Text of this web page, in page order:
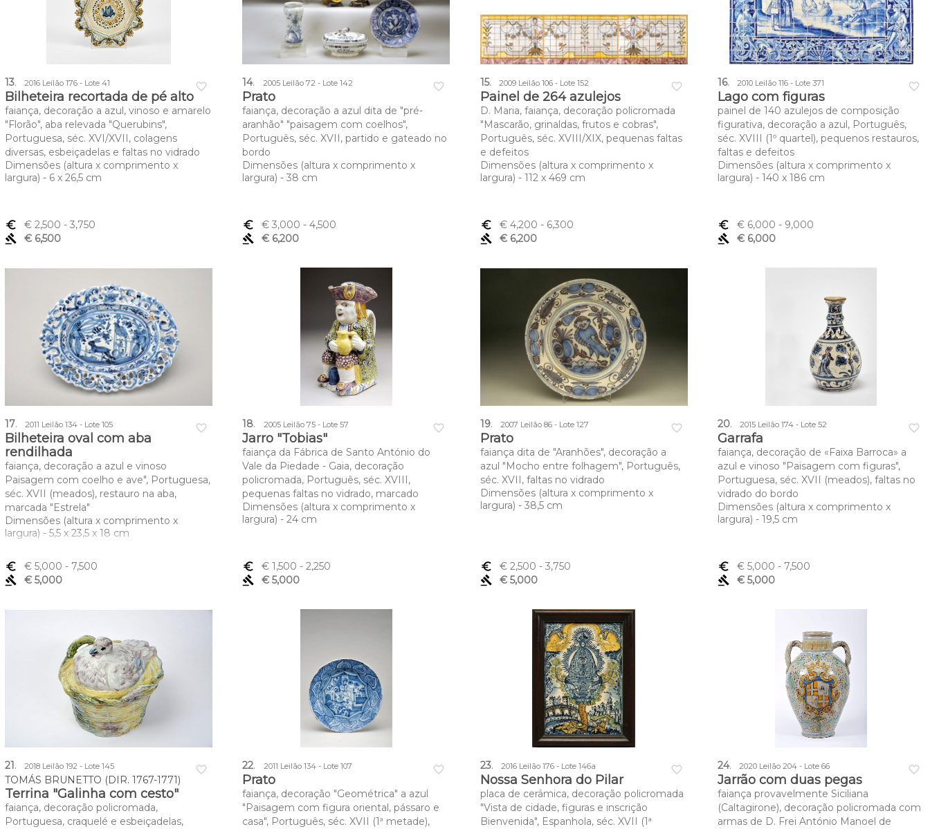
favorite_border
13. 2016 Leilão 176 - Lote 41
Bilheteira recortada de pé alto
faiança, decoração a azul, vinoso e amarelo
"Florão", aba relevada "Querubins",
Portuguesa, séc. XVI/XVII, colagens
diversas, esbeiçadelas e faltas no vidrado
Dimensões (altura x comprimento x
largura) - 6 x 26,5 cm
euro_symbol € 2,500 - 3,750
gavel
€ 6,500
favorite_border
14. 2005 Leilão 72 - Lote 142
Prato
faiança, decoração a azul dita de "pré-
aranhão" "paisagem com coelhos",
Português, séc. XVII, partido e gateado no
bordo
Dimensões (altura x comprimento x
largura) - 38 cm
euro_symbol € 3,000 - 4,500
gavel
€ 6,200
favorite_border
15. 2009 Leilão 106 - Lote 152
Painel de 264 azulejos
D. Maria, faiança, decoração policromada
"Mascarão, grinaldas, frutos e cobras",
Português, séc. XVIII/XIX, pequenas faltas
e defeitos
Dimensões (altura x comprimento x
largura) - 112 x 469 cm
euro_symbol € 4,200 - 6,300
gavel
€ 6,200
favorite_border
16. 2010 Leilão 116 - Lote 371
Lago com figuras
painel de 140 azulejos de composição
figurativa, decoração a azul, Português,
séc. XVIII (1º quartel), pequenos restauros,
faltas e defeitos
Dimensões (altura x comprimento x
largura) - 140 x 186 cm
euro_symbol € 6,000 - 9,000
gavel
€ 6,000
favorite_border
17. 2011 Leilão 134 - Lote 105
Bilheteira oval com aba
rendilhada
faiança, decoração a azul e vinoso
Paisagem com coelho e ave", Portuguesa,
séc. XVII (meados), restauro na aba,
marcada "Estrela"
Dimensões (altura x comprimento x
largura) - 5,5 x 23,5 x 18 cm
euro_symbol € 5,000 - 7,500
gavel
€ 5,000
favorite_border
18. 2005 Leilão 75 - Lote 57
Jarro "Tobias"
faiança da Fábrica de Santo António do
Vale da Piedade - Gaia, decoração
policromada, Português, séc. XVIII,
pequenas faltas no vidrado, marcado
Dimensões (altura x comprimento x
largura) - 24 cm
euro_symbol € 1,500 - 2,250
gavel
€ 5,000
favorite_border
19. 2007 Leilão 86 - Lote 127
Prato
faiança dita de "Aranhões", decoração a
azul "Mocho entre folhagem", Português,
séc. XVII, faltas no vidrado
Dimensões (altura x comprimento x
largura) - 38,5 cm
euro_symbol € 2,500 - 3,750
gavel
€ 5,000
favorite_border
20. 2015 Leilão 174 - Lote 52
Garrafa
faiança, decoração de «Faixa Barroca» a
azul e vinoso "Paisagem com figuras",
Portuguesa, séc. XVII (meados), faltas no
vidrado do bordo
Dimensões (altura x comprimento x
largura) - 19,5 cm
euro_symbol € 5,000 - 7,500
gavel
€ 5,000
favorite_border
21. 2018 Leilão 192 - Lote 145
TOMÁS BRUNETTO (DIR. 1767-1771)
Terrina "Galinha com cesto"
faiança, decoração policromada,
Portuguesa, craquelé e esbeiçadelas,
favorite_border
22. 2011 Leilão 134 - Lote 107
Prato
faiança, decoração "Geométrica" a azul
"Paisagem com figura oriental, pássaro e
casa", Português, séc. XVII (1ª metade),
favorite_border
23. 2016 Leilão 176 - Lote 146a
Nossa Senhora do Pilar
placa de cerâmica, decoração policromada
"Vista de cidade, figuras e inscrição
Bienvenida", Espanhola, séc. XVII (1ª
favorite_border
24. 2020 Leilão 204 - Lote 66
Jarrão com duas pegas
faiança provavelmente Siciliana
(Caltagirone), decoração policromada com
armas de D. Frei António Manoel de